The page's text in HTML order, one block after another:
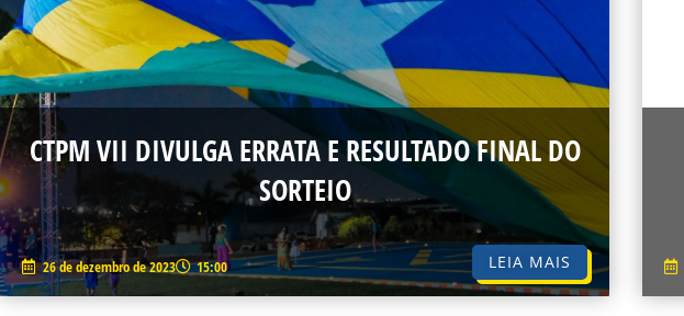
CTPM VII DIVULGA ERRATA E RESULTADO FINAL DO
SORTEIO
26 de dezembro de 2023 15:00 LEIA MAIS